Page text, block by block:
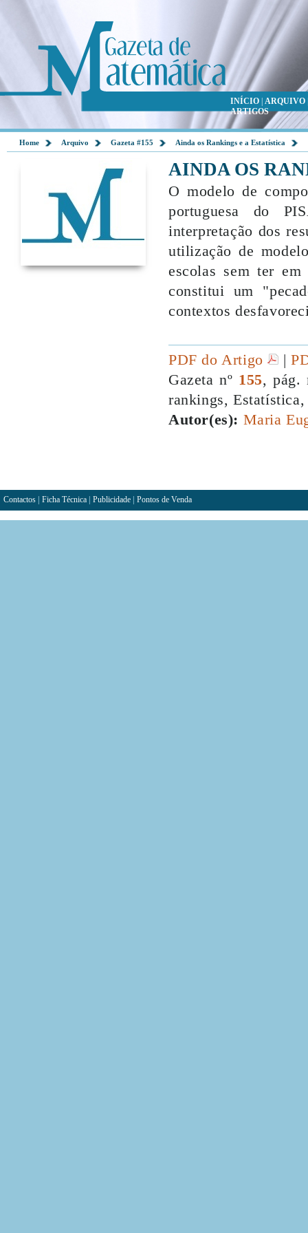
INÍCIO ARQUIVO
ARTIGOS
Home Arquivo Gazeta #155 Ainda os Rankings e a Estatística
AINDA OS
O modelo de
portuguesa do
interpretação dos
utilização de
escolas sem ter em
constitui um
contextos
PDF do Artigo |
Gazeta nº 155, pág.
rankings, Estatística,
Autor(es): Maria
Contactos Ficha Técnica Publicidade Pontos de Venda